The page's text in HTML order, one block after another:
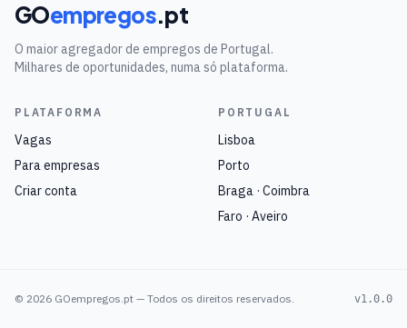
GOempregos.pt
O maior agregador de empregos de Portugal.
Milhares de oportunidades, numa só plataforma.
PLATAFORMA
Vagas
Para empresas
Criar conta
PORTUGAL
Lisboa
Porto
Braga · Coimbra
Faro · Aveiro
© 2026 GOempregos.pt — Todos os direitos reservados. v1.0.0